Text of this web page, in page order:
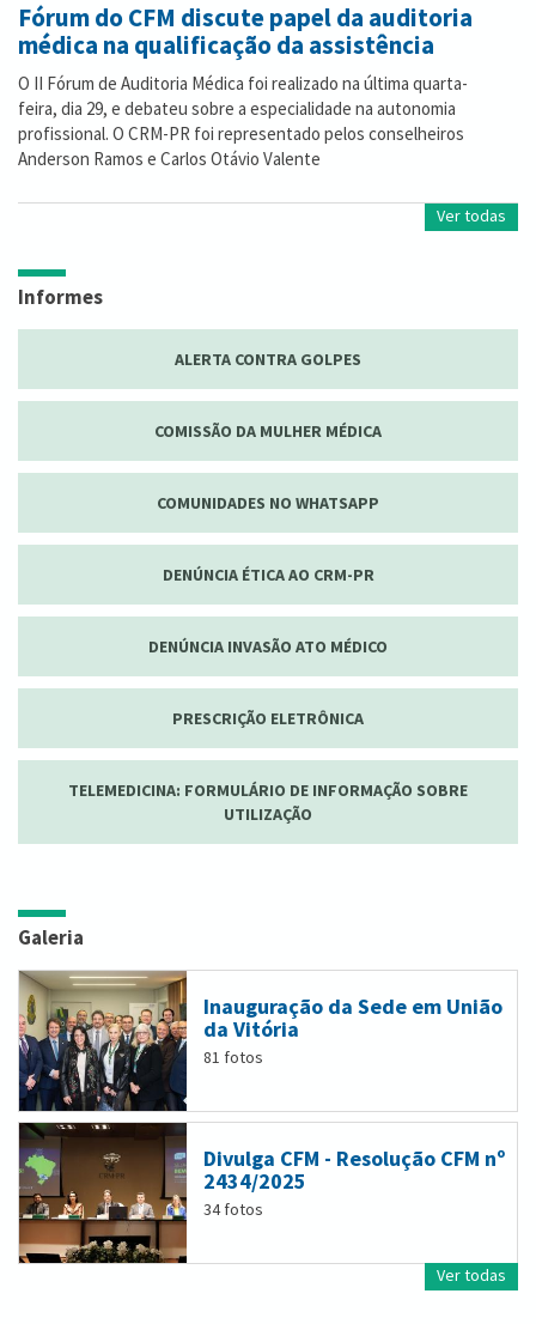
Fórum do CFM discute papel da auditoria
médica na qualificação da assistência
O II Fórum de Auditoria Médica foi realizado na última quarta-
feira, dia 29, e debateu sobre a especialidade na autonomia
profissional. O CRM-PR foi representado pelos conselheiros
Anderson Ramos e Carlos Otávio Valente
Ver todas
Informes
ALERTA CONTRA GOLPES
COMISSÃO DA MULHER MÉDICA
COMUNIDADES NO WHATSAPP
DENÚNCIA ÉTICA AO CRM-PR
DENÚNCIA INVASÃO ATO MÉDICO
PRESCRIÇÃO ELETRÔNICA
TELEMEDICINA: FORMULÁRIO DE INFORMAÇÃO SOBRE
UTILIZAÇÃO
Galeria
Inauguração da Sede em União
da Vitória
81 fotos
Divulga CFM - Resolução CFM nº
2434/2025
34 fotos
Ver todas